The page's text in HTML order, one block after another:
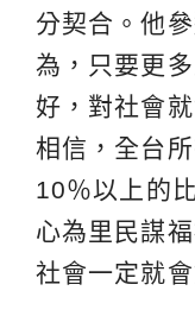
分契合。他
為，只要更
好，對社會
相信，全台
10％以上的
心為里民謀
社會一定就